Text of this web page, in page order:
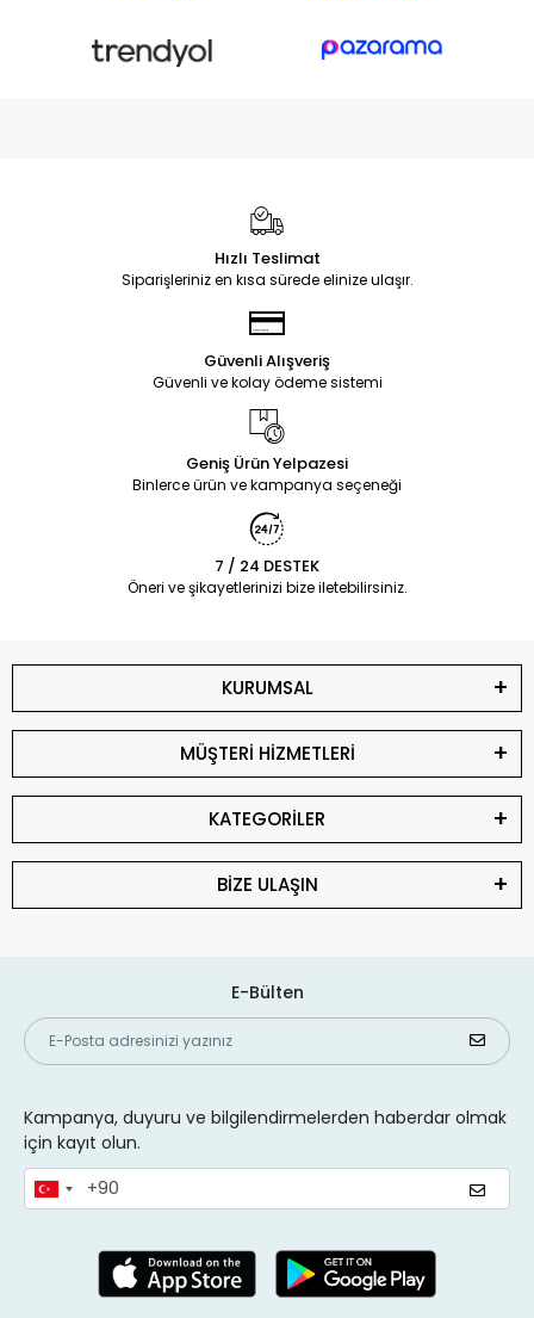
Hızlı Teslimat
Siparişleriniz en kısa sürede elinize ulaşır.
Güvenli Alışveriş
Güvenli ve kolay ödeme sistemi
Geniş Ürün Yelpazesi
Binlerce ürün ve kampanya seçeneği
7 / 24 DESTEK
Öneri ve şikayetlerinizi bize iletebilirsiniz.
KURUMSAL
MÜŞTERİ HİZMETLERİ
KATEGORİLER
BİZE ULAŞIN
E-Bülten
Kampanya, duyuru ve bilgilendirmelerden haberdar olmak
için kayıt olun.